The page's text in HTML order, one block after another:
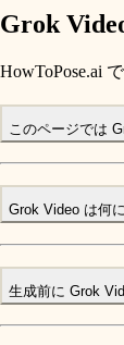
Grok
HowToPose.ai
このページでは
Grok Video は何
生成前に Grok